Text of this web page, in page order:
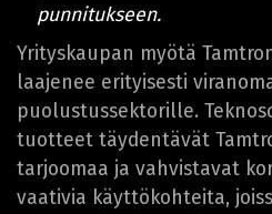
punnitukseen.
Yrityskaupan myötä
laajenee erityisesti
puolustussektorille.
tuotteet täydentävät
tarjoomaa ja vahvistavat
vaativia käyttökohteita,